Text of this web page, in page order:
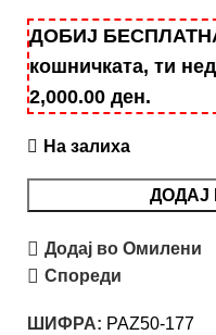
ДОБИЈ
кошничката, ти
2,000.00 ден.
На залиха
Додај во Омилени
Спореди
ШИФРА: PAZ50-177